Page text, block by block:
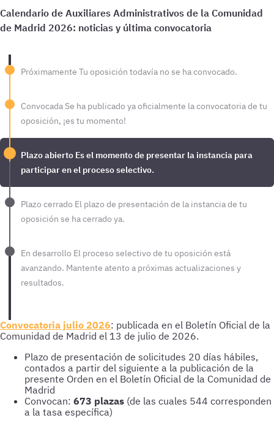
Próximamente Tu oposición todavía no se ha convocado.
Convocada Se ha publicado ya oficialmente la convocatoria de tu
oposición, ¡es tu momento!
Plazo abierto Es el momento de presentar la instancia para
participar en el proceso selectivo.
Plazo cerrado El plazo de presentación de la instancia de tu
oposición se ha cerrado ya.
En desarrollo El proceso selectivo de tu oposición está
avanzando. Mantente atento a próximas actualizaciones y
resultados.
Convocatoria julio 2026: publicada en el Boletín Oficial de la
Comunidad de Madrid el 13 de julio de 2026.
Plazo de presentación de solicitudes 20 días hábiles,
contados a partir del siguiente a la publicación de la
presente Orden en el Boletín Oficial de la Comunidad de
Madrid
Convocan: 673 plazas (de las cuales 544 corresponden
a la tasa específica)